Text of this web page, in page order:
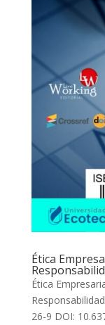
Ética
Ética
26-9 DOI: